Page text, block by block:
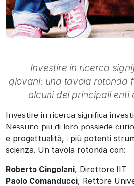
Investire in ricerca
giovani: una tavola rotonda
alcuni dei principali enti
Investire in ricerca significa
Nessuno più di loro possiede
e progettualità, i più potenti
scienza. Un tavola rotonda con:
Roberto Cingolani, Direttore IIT
Paolo Comanducci, Rettore